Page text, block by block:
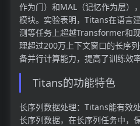
作为门）和MAL（记忆作为层）
模块。实验表明，Titans在语言
测等任务上超越Transformer和
理超过200万上下文窗口的长序
备并行计算能力，提高了训练效率
Titans的功能特色
长序列数据处理：Titans能有效
长序列数据，在长序列任务中，